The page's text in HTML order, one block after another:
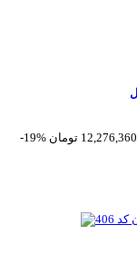
-19%
12,276,360 تومان